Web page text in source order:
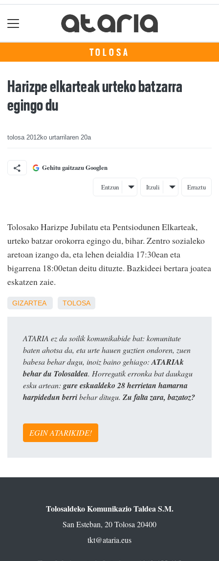
TOLOSA
Harizpe elkarteak urteko batzarra
egingo du
tolosa 2012ko urtarrilaren 20a
Gehitu gaitzazu Googlen
Entzun Itzuli Erraztu
Tolosako Harizpe Jubilatu eta Pentsiodunen Elkarteak,
urteko batzar orokorra egingo du, bihar. Zentro sozialeko
aretoan izango da, eta lehen deialdia 17:30ean eta
bigarrena 18:00etan deitu dituzte. Bazkideei bertara joatea
eskatzen zaie.
GIZARTEA TOLOSA
ATARIA ez da soilik komunikabide bat: komunitate
baten ahotsa da, eta urte hauen guztien ondoren, zuen
babesa behar dugu, inoiz baino gehiago: ATARIAk
behar du Tolosaldea. Horregatik erronka bat daukagu
esku artean: gure eskualdeko 28 herrietan hamarna
harpidedun berribehar ditugu. Zu falta zara, bazatoz?
EGIN ATARIKIDE!
Tolosaldeko Komunikazio Taldea S.M.
San Esteban, 20 Tolosa 20400
tkt@ataria.eus